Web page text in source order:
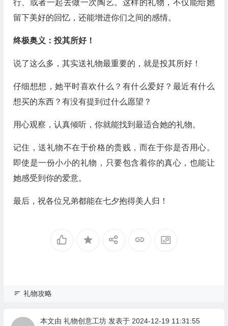
行、或者一起去做一次陶艺。这样的礼物，不仅能给她
留下美好的回忆，还能增进你们之间的感情。
终极奥义：投其所好！
说了这么多，其实送礼物最重要的，就是投其所好！
仔细想想，她平时喜欢什么？有什么爱好？最近有什么
想买的东西？有没有提到过什么愿望？
用心观察，认真倾听，你就能找到最适合她的礼物。
记住，送礼物不在于价格的贵贱，而在于你是否用心。
即使是一份小小的礼物，只要包含着你的真心，也能让
她感受到你的爱意。
最后，祝各位兄弟都能在七夕抱得美人归！
礼物攻略
本文由 礼物创意工坊发表于 2024-12-19 11:31:55